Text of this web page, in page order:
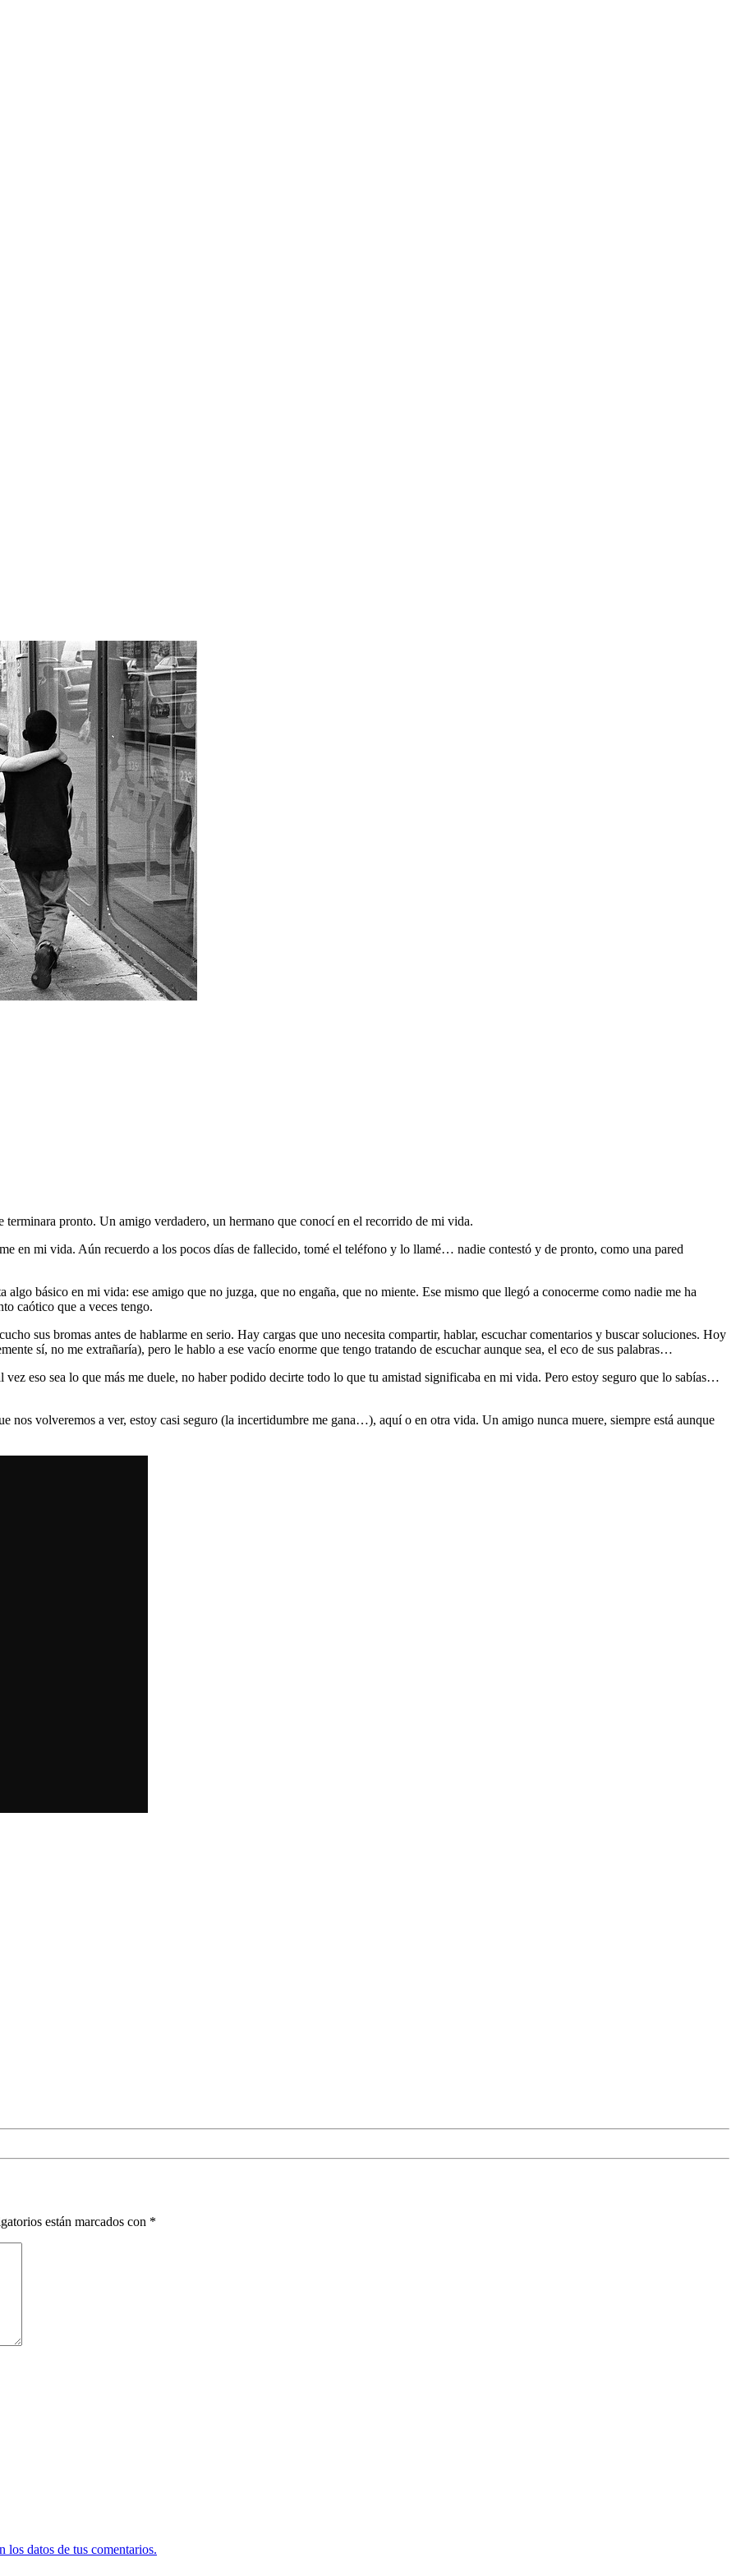
terminara pronto. Un amigo verdadero, un hermano que conocí en el recorrido de mi vida.
en mi vida. Aún recuerdo a los pocos días de fallecido, tomé el teléfono y lo llamé… nadie contestó y de pronto, como una pared
básico en mi vida: ese amigo que no juzga, que no engaña, que no miente. Ese mismo que llegó a conocerme como nadie me ha
caótico que a veces tengo.
sus bromas antes de hablarme en serio. Hay cargas que uno necesita compartir, hablar, escuchar comentarios y buscar soluciones. Hoy
sí, no me extrañaría), pero le hablo a ese vacío enorme que tengo tratando de escuchar aunque sea, el eco de sus palabras…
eso sea lo que más me duele, no haber podido decirte todo lo que tu amistad significaba en mi vida. Pero estoy seguro que lo sabías…
nos volveremos a ver, estoy casi seguro (la incertidumbre me gana…), aquí o en otra vida. Un amigo nunca muere, siempre está aunque
están marcados con *
los datos de tus comentarios.